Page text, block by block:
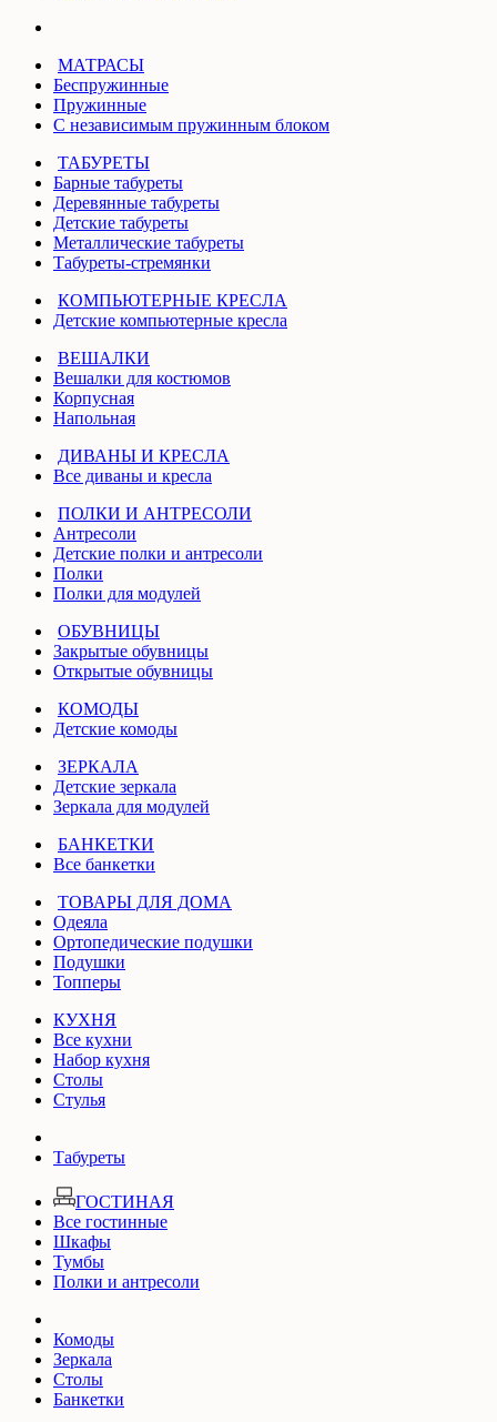
МАТРАСЫ
Беспружинные
Пружинные
С независимым пружинным блоком
ТАБУРЕТЫ
Барные табуреты
Деревянные табуреты
Детские табуреты
Металлические табуреты
Табуреты-стремянки
КОМПЬЮТЕРНЫЕ КРЕСЛА
Детские компьютерные кресла
ВЕШАЛКИ
Вешалки для костюмов
Корпусная
Напольная
ДИВАНЫ И КРЕСЛА
Все диваны и кресла
ПОЛКИ И АНТРЕСОЛИ
Антресоли
Детские полки и антресоли
Полки
Полки для модулей
ОБУВНИЦЫ
Закрытые обувницы
Открытые обувницы
КОМОДЫ
Детские комоды
ЗЕРКАЛА
Детские зеркала
Зеркала для модулей
БАНКЕТКИ
Все банкетки
ТОВАРЫ ДЛЯ ДОМА
Одеяла
Ортопедические подушки
Подушки
Топперы
КУХНЯ
Все кухни
Набор кухня
Столы
Стулья
Табуреты
ГОСТИНАЯ
Все гостинные
Шкафы
Тумбы
Полки и антресоли
Комоды
Зеркала
Столы
Банкетки